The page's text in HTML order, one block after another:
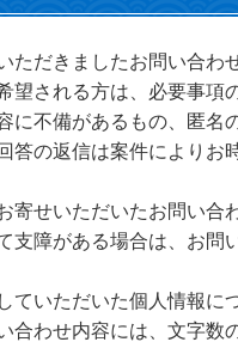
ただきましたお問い合わ
望される方は、必要事項
に不備があるもの、匿名
答の返信は案件によりお
寄せいただいたお問い合
支障がある場合は、お問
ていただいた個人情報に
合わせ内容には、文字数